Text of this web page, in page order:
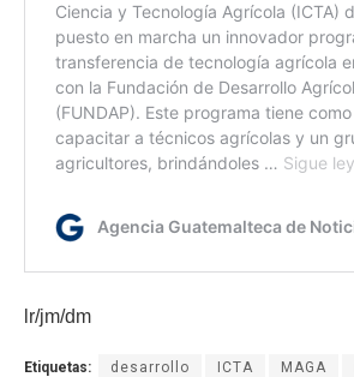
lr/jm/dm
Etiquetas: desarrollo ICTA MAGA